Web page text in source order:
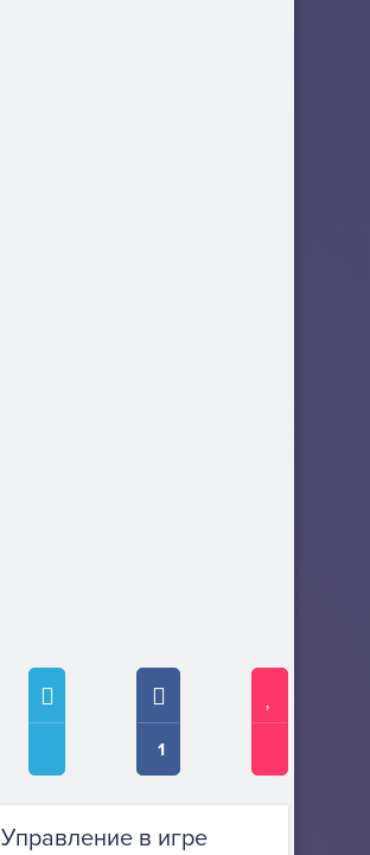
1
Управление в игре